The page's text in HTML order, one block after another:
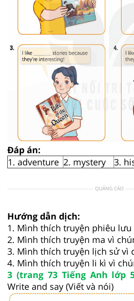
Đáp án:
1. adventure 2. mystery 3.
QUẢNG CÁO
Hướng dẫn dịch:
1. Mình thích truyện phiêu
2. Mình thích truyện ma vì
3. Mình thích truyện lịch sử vì
4. Mình thích truyện li kì vì
3 (trang 73 Tiếng Anh lớp
Write and say (Viết và nói)